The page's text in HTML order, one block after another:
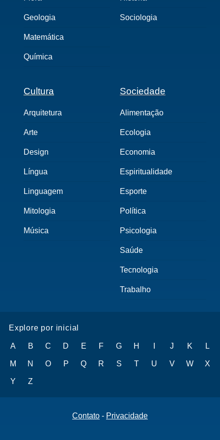
Geologia
Matemática
Química
Sociologia
Cultura
Arquitetura
Arte
Design
Língua
Linguagem
Mitologia
Música
Sociedade
Alimentação
Ecologia
Economia
Espiritualidade
Esporte
Política
Psicologia
Saúde
Tecnologia
Trabalho
Explore por inicial
A B C D E F G H J K L
M N O P Q R S T U V W X
Y Z
Contato - Privacidade